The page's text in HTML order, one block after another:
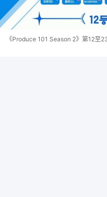
《Produce 101 Season 2》第12至